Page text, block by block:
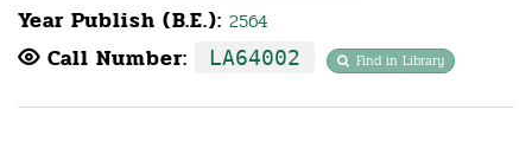
Year Publish (B.E.): 2564
Call Number: LA64002 Find in Library